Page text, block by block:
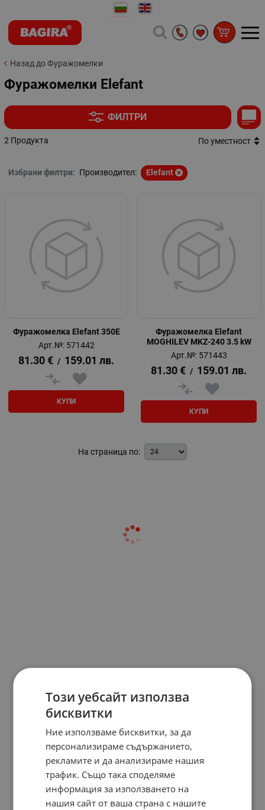
Назад до Фуражомелки
Фуражомелки Elefant
ФИЛТРИ
2 Продукта По уместност
Избрани филтри: Производител: Elefant
Фуражомелка Elefant 350E
Арт.№: 571442
81.30 € / 159.01 лв.
КУПИ
Фуражомелка Elefant
MOGHILEV MKZ-240 3.5 kW
Арт.№: 571443
81.30 € / 159.01 лв.
КУПИ
На страница по:
Този уебсайт използва
бисквитки
Ние използваме бисквитки, за да
персонализираме съдържанието,
рекламите и да анализираме нашия
трафик. Също така споделяме
информация за използването на
нашия сайт от ваша страна с нашите